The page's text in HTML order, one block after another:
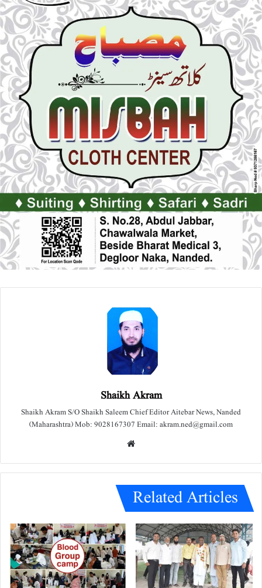
Shaikh Akram
Shaikh Akram S/O Shaikh Saleem Chief Editor Aitebar News, Nanded
(Maharashtra) Mob: 9028167307 Email: akram.ned@gmail.com
e
Related Articles